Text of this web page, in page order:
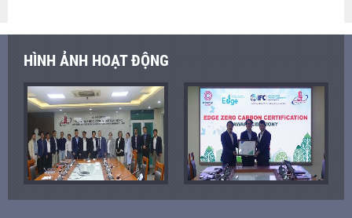
HÌNH ẢNH HOẠT ĐỘNG